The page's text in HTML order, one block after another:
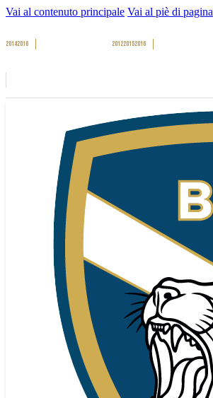
Vai al contenuto principale Vai al piè di pagina
20142016 201220152016